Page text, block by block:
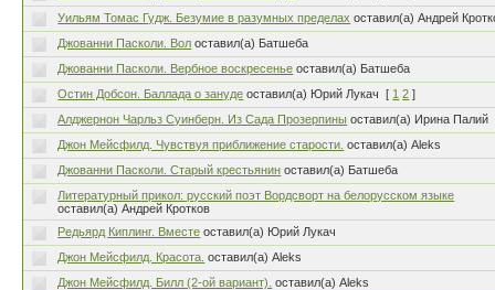
Уильям Томас Гудж. Безумие в разумных пределах оставил(а) Андрей
Джованни Пасколи. Вол оставил(а) Батшеба
Джованни Пасколи. Вербное воскресенье оставил(а) Батшеба
Остин Добсон. Баллада о зануде оставил(а) Юрий Лукач [ 1 2 ]
Алджернон Чарльз Суинберн. Из Сада Прозерпины оставил(а) Ирина Палий
Джон Мейсфилд. Чувствуя приближение старости. оставил(а) Aleks
Джованни Пасколи. Старый крестьянин оставил(а) Батшеба
Литературный прикол: русский поэт Вордсворт на белорусском языке
оставил(а) Андрей Кротков
Редьярд Киплинг. Вместе оставил(а) Юрий Лукач
Джон Мейсфилд. Красота. оставил(а) Aleks
Джон Мейсфилд. Билл (2-ой вариант).
оставил(а) Aleks